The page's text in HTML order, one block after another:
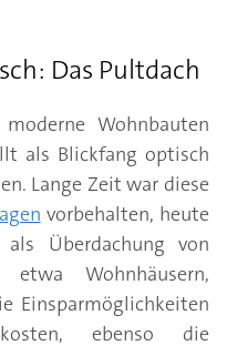
Das Pultdach
Wohnbauten
als Blickfang optisch
Lange Zeit war diese
vorbehalten, heute
Überdachung von
Wohnhäusern,
Einsparmöglichkeiten
ebenso die